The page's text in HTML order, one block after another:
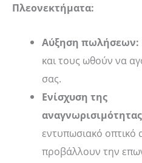
Πλεονεκτήματα:
Αύξηση πωλήσεων:
και τους ωθούν να
σας.
Ενίσχυση της
εντυπωσιακό οπτικό
προβάλλουν την